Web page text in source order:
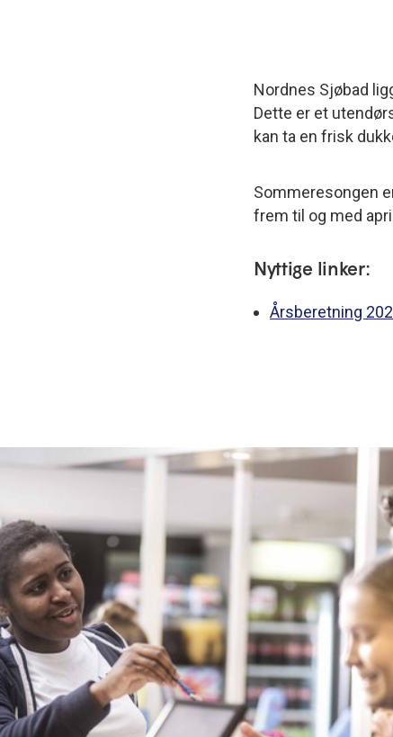
Nordnes Sjøbad
Dette er et
kan ta en frisk
Sommeresongen
frem til og med
Nyttige linker:
Årsberetning